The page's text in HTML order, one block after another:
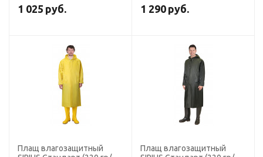
1 025 руб.
оранжевый
1 290 руб.
Плащ влагозащитный
Плащ влагозащитный